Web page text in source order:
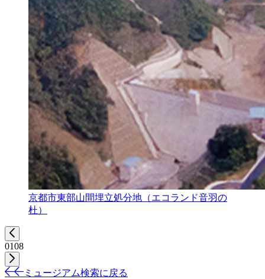
京都市東部山間埋立処分地（エコランド音羽の
杜）
0108
ミュージアム検索に戻る